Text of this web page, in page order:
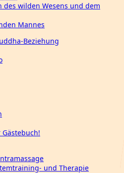
des wilden Wesens und dem
Mannes
Beziehung
und Therapie